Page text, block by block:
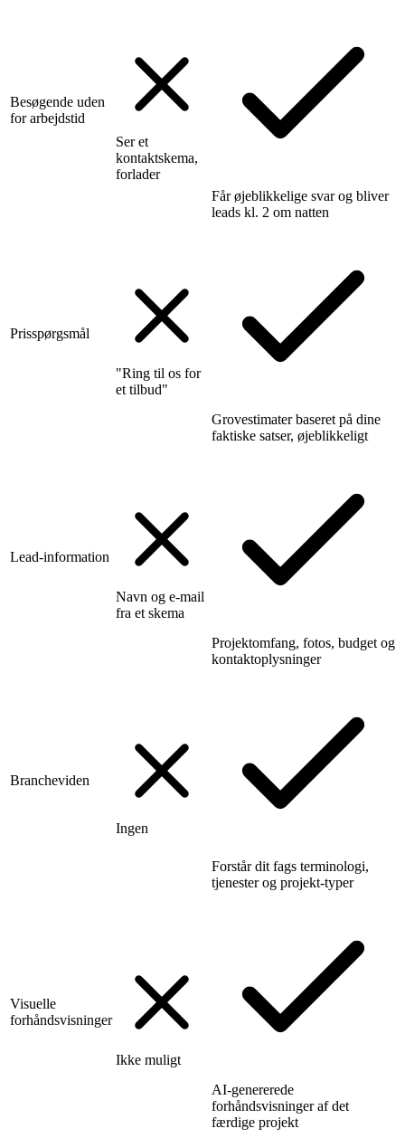
Besøgende uden
for arbejdstid
Ser et
kontaktskema,
forlader
Får øjeblikkelige svar og bliver
leads kl. 2 om natten
Prisspørgsmål
"Ring til os for
et tilbud"
Grovestimater baseret på dine
faktiske satser, øjeblikkeligt
Lead-information
Navn og e-mail
fra et skema
Projektomfang, fotos, budget og
kontaktoplysninger
Brancheviden
Ingen
Forstår dit fags terminologi,
tjenester og projekt-typer
Visuelle
forhåndsvisninger
Ikke muligt
AI-genererede
forhåndsvisninger af det
færdige projekt